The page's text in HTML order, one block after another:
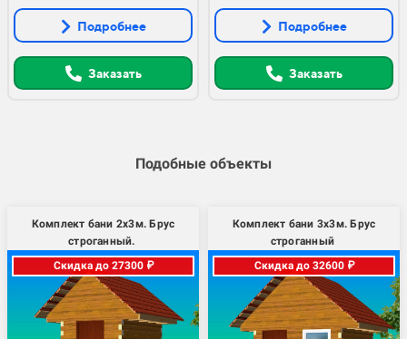
Подробнее
Заказать
Подробнее
Заказать
Подобные объекты
Комплект бани 2х3м. Брус
строганный.
Скидка до 27300 ₽
Комплект бани 3х3м. Брус
строганный
Скидка до 32600 ₽